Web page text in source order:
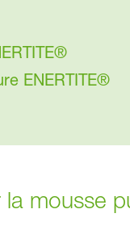
ENERTITE®
mousse